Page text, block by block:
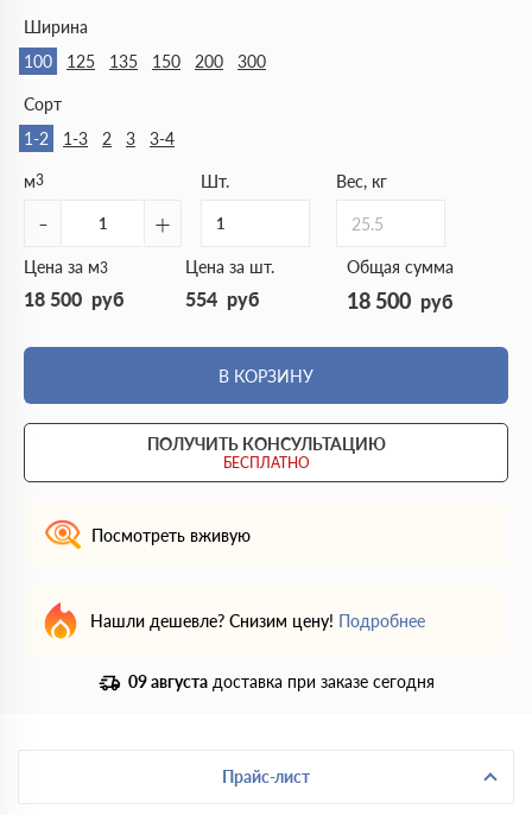
Ширина
100
125 135 150 200 300
Сорт
1-2
1-3 2 3 3-4
м3
- +
Шт. Вес, кг
25.5
Цена за м3
18 500 руб
Цена за шт.
554 руб
Общая сумма
18 500 руб
В КОРЗИНУ
ПОЛУЧИТЬ КОНСУЛЬТАЦИЮ
БЕСПЛАТНО
Посмотреть вживую
Нашли дешевле? Снизим цену! Подробнее
09 августа доставка при заказе сегодня
Прайс-лист